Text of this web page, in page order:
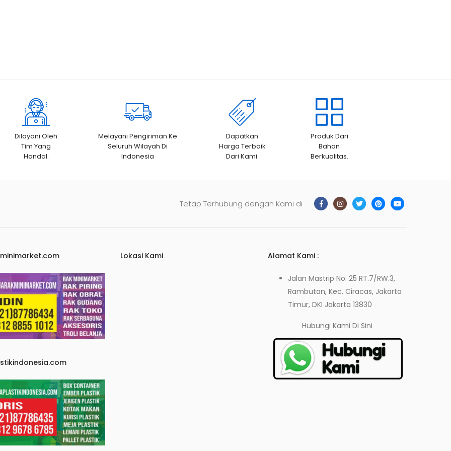
Dilayani Oleh
Tim Yang
Handal.
Melayani Pengiriman Ke
Seluruh Wilayah Di
Indonesia
Dapatkan
Harga Terbaik
Dari Kami.
Produk Dari
Bahan
Berkualitas.
Tetap Terhubung dengan Kami di
Lokasi Kami Alamat Kami :
Jalan Mastrip No. 25 RT.7/RW.3,
Rambutan, Kec. Ciracas, Jakarta
Timur, DKI Jakarta 13830
Hubungi KamiDi Sini